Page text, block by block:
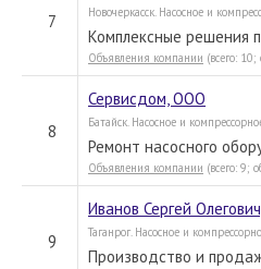
7 Новочеркасск. Насосное и
Комплексные решения
Объявления компании (всего:
8
Сервисдом, ООО
Батайск. Насосное и
Ремонт насосного
Объявления компании (всего: 9;
9
Иванов Сергей
Таганрог. Насосное и
Производство и